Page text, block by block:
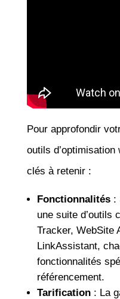
Pour approfondir
outils
clés à retenir :
Fonctionnalités:
une suite d’outils
Tracker, WebSite
LinkAssistant,
fonctionnalités
référencement.
Tarification: La